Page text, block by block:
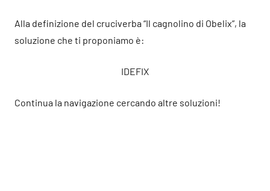
Alla definizione del cruciverba “Il cagnolino di Obelix”, la
soluzione che ti proponiamo è:
IDEFIX
Continua la navigazione cercando altre soluzioni!